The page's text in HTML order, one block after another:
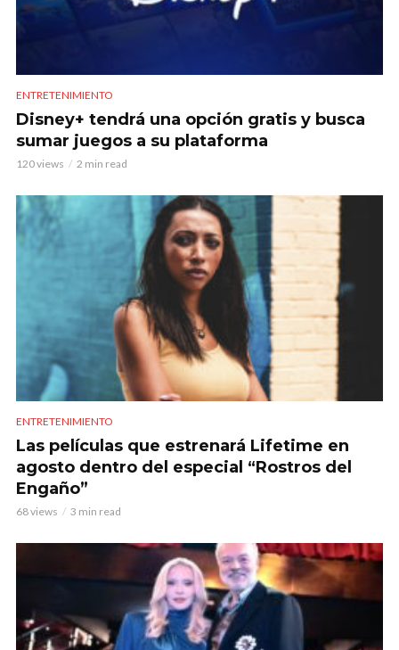
ENTRETENIMIENTO
Disney+ tendrá una opción gratis y busca
sumar juegos a su plataforma
120 views 2 min read
ENTRETENIMIENTO
Las películas que estrenará Lifetime en
agosto dentro del especial “Rostros del
Engaño”
68 views 3 min read